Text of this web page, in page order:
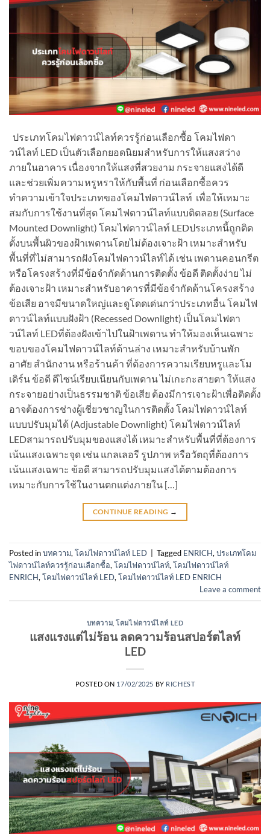
ประเภทโคมไฟดาวน์ไลท์ควรรู้ก่อนเลือกซื้อ โคมไฟดา
วน์ไลท์ LED เป็นตัวเลือกยอดนิยมสำหรับการให้แสงสว่าง
ภายในอาคาร เนื่องจากให้แสงที่สวยงาม กระจายแสงได้ดี
และช่วยเพิ่มความหรูหราให้กับพื้นที่ ก่อนเลือกซื้อควร
ทำความเข้าใจประเภทของโคมไฟดาวน์ไลท์ เพื่อให้เหมาะ
สมกับการใช้งานที่สุด โคมไฟดาวน์ไลท์แบบติดลอย (Surface
Mounted Downlight) โคมไฟดาวน์ไลท์ LEDประเภทนี้ถูกติด
ตั้งบนพื้นผิวของฝ้าเพดานโดยไม่ต้องเจาะฝ้า เหมาะสำหรับ
พื้นที่ที่ไม่สามารถฝังโคมไฟดาวน์ไลท์ได้ เช่น เพดานคอนกรีต
หรือโครงสร้างที่มีข้อจำกัดด้านการติดตั้ง ข้อดี ติดตั้งง่าย ไม่
ต้องเจาะฝ้า เหมาะสำหรับอาคารที่มีข้อจำกัดด้านโครงสร้าง
ข้อเสีย อาจมีขนาดใหญ่และดูโดดเด่นกว่าประเภทอื่น โคมไฟ
ดาวน์ไลท์แบบฝังฝ้า (Recessed Downlight) เป็นโคมไฟดา
วน์ไลท์ LEDที่ต้องฝังเข้าไปในฝ้าเพดาน ทำให้มองเห็นเฉพาะ
ขอบของโคมไฟดาวน์ไลท์ด้านล่าง เหมาะสำหรับบ้านพัก
อาศัย สำนักงาน หรือร้านค้า ที่ต้องการความเรียบหรูและโม
เดิร์น ข้อดี ดีไซน์เรียบเนียนกับเพดาน ไม่เกะกะสายตา ให้แสง
กระจายอย่างเป็นธรรมชาติ ข้อเสีย ต้องมีการเจาะฝ้าเพื่อติดตั้ง
อาจต้องการช่างผู้เชี่ยวชาญในการติดตั้ง โคมไฟดาวน์ไลท์
แบบปรับมุมได้ (Adjustable Downlight) โคมไฟดาวน์ไลท์
LEDสามารถปรับมุมของแสงได้ เหมาะสำหรับพื้นที่ที่ต้องการ
เน้นแสงเฉพาะจุด เช่น แกลเลอรี รูปภาพ หรือวัตถุที่ต้องการ
เน้นแสงเฉพาะ ข้อดี สามารถปรับมุมแสงได้ตามต้องการ
เหมาะกับการใช้ในงานตกแต่งภายใน […]
CONTINUE READING →
Posted inบทความ,โคมไฟดาวน์ไลท์ LED Tagged ENRICH,ประเภทโคม
ไฟดาวน์ไลท์ควรรู้ก่อนเลือกซื้อ,โคมไฟดาวน์ไลท์,โคมไฟดาวน์ไลท์
ENRICH,โคมไฟดาวน์ไลท์ LED,โคมไฟดาวน์ไลท์ LED ENRICH
Leave a comment
บทความ ,โคมไฟดาวน์ไลท์ LED
แสงแรงแต่ไม่ร้อน ลดความร้อนสปอร์ตไลท์
LED
POSTED ON 17/02/2025 BY RICHEST